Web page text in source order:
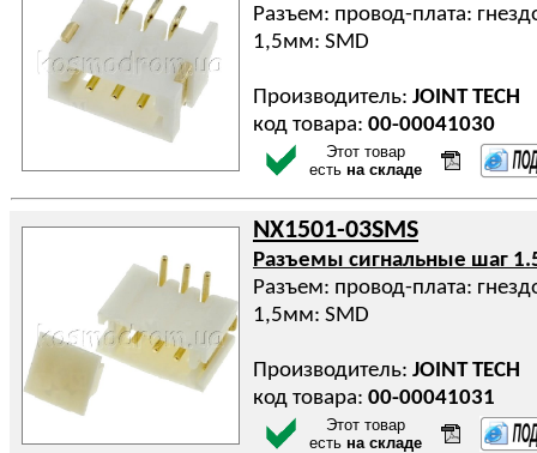
Разъем: провод-плата:
1,5мм: SMD
Производитель: JOINT TECH
код товара: 00-00041030
Этот товар
есть на складе
NX1501-03SMS
Разъемы сигнальные шаг
Разъем: провод-плата:
1,5мм: SMD
Производитель: JOINT TECH
код товара: 00-00041031
Этот товар
есть на складе